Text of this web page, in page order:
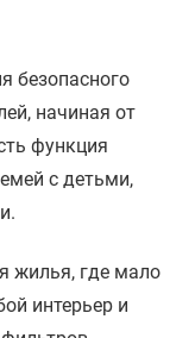
безопасного
начиная от
функция
с детьми,
жилья, где мало
интерьер и